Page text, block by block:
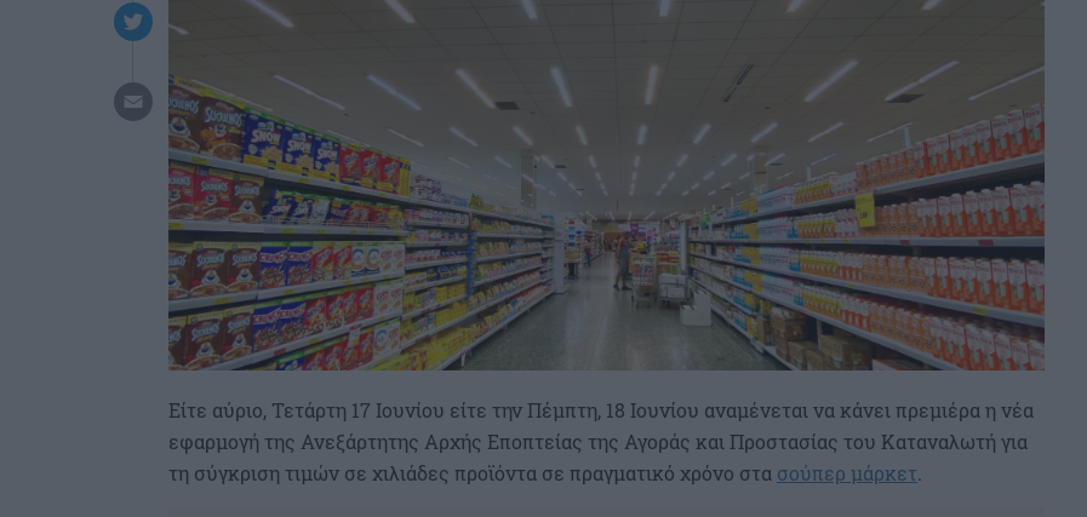
Είτε αύριο, Τετάρτη 17 Ιουνίου είτε την Πέμπτη, 18 Ιουνίου αναμένεται να κάνει πρεμιέρα η νέα
εφαρμογή της Ανεξάρτητης Αρχής Εποπτείας της Αγοράς και Προστασίας του Καταναλωτή για
τη σύγκριση τιμών σε χιλιάδες προϊόντα σε πραγματικό χρόνο στα σούπερ μάρκετ.